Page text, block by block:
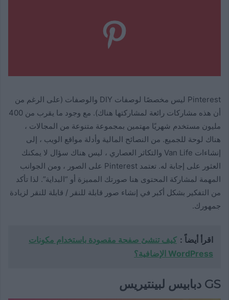
Pinterest ليس مخصصًا لوصفات DIY والوصفات (على الرغم من
أن هذه مشاركات رائعة لمشاركتها هناك). مع وجود ما يقرب من 400
مليون مستخدم شهريًا مهتمين بمجموعة متنوعة من المجالات ،
هناك لوحة للجميع. من النصائح المالية وأدلة مواقع الويب ، إلى
إنشاءات Van Life والتكاثر العصاري ، ليس هناك سؤال لا يمكنك
العثور على إجابة له. تعتمد Pinterest على الصور ، ومن الجوانب
المهمة لمشاركة المحتوى هنا صورتك المميزة أو “البداية”. لذا تأكد
من التفكير بشكل أكبر في إنشاء صور قابلة للنقر / قابلة للنقر لزيادة
جمهورك.
اقرأ أيضاً : كيف تنشئ صفحة مقصودة باستخدام مكونات
WordPress الإضافية؟
GS دبابيس لبينتيريس